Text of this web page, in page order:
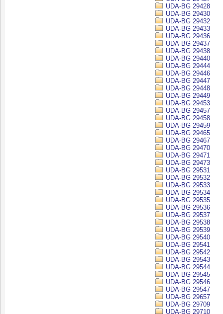
UDA-BG 29428
UDA-BG 29430
UDA-BG 29432
UDA-BG 29433
UDA-BG 29436
UDA-BG 29437
UDA-BG 29438
UDA-BG 29440
UDA-BG 29444
UDA-BG 29446
UDA-BG 29447
UDA-BG 29448
UDA-BG 29449
UDA-BG 29453
UDA-BG 29457
UDA-BG 29458
UDA-BG 29459
UDA-BG 29465
UDA-BG 29467
UDA-BG 29470
UDA-BG 29471
UDA-BG 29473
UDA-BG 29531
UDA-BG 29532
UDA-BG 29533
UDA-BG 29534
UDA-BG 29535
UDA-BG 29536
UDA-BG 29537
UDA-BG 29538
UDA-BG 29539
UDA-BG 29540
UDA-BG 29541
UDA-BG 29542
UDA-BG 29543
UDA-BG 29544
UDA-BG 29545
UDA-BG 29546
UDA-BG 29547
UDA-BG 29657
UDA-BG 29709
UDA-BG 29710